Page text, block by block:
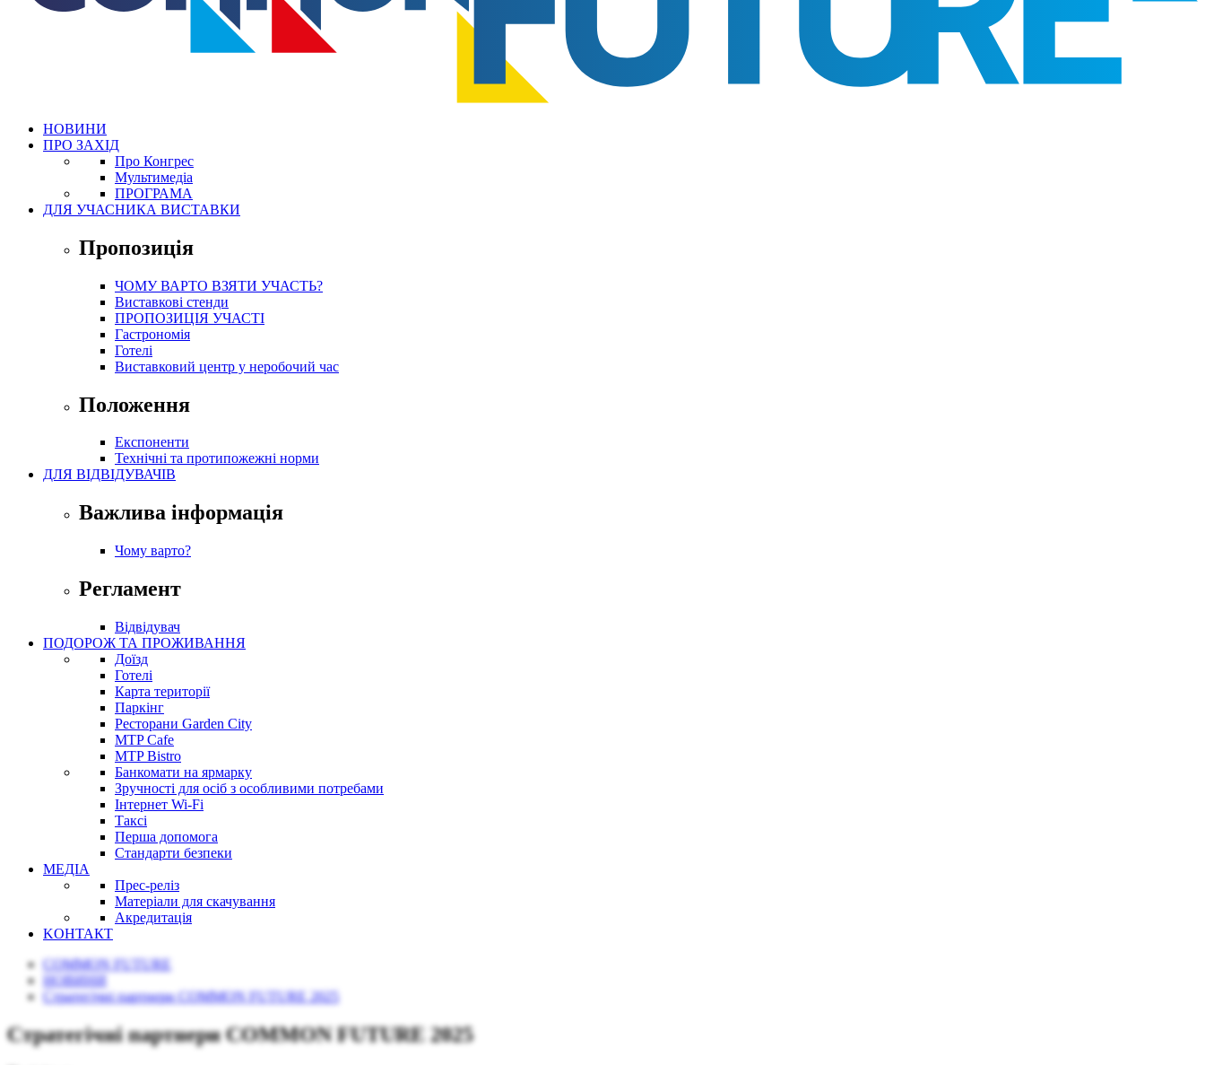
НОВИНИ
ПРО ЗАХІД
Про Конгрес
Mультимедіа
ПРОГРАМА
ДЛЯ УЧАСНИКА ВИСТАВКИ
Пропозиція
ЧОМУ ВАРТО ВЗЯТИ УЧАСТЬ?
Виставкові стенди
ПРОПОЗИЦІЯ УЧАСТІ
Гастрономія
Готелі
Виставковий центр у неробочий час
Положення
Експоненти
Технічні та протипожежні норми
ДЛЯ ВІДВІДУВАЧІВ
Важлива інформація
Чому варто?
Регламент
Відвідувач
ПОДОРОЖ ТА ПРОЖИВАННЯ
Доїзд
Готелі
Карта території
Паркінг
Ресторани Garden City
MTP Cafe
MTP Bistro
Банкомати на ярмарку
Зручності для осіб з особливими потребами
Інтернет Wi-Fi
Таксі
Перша допомога
Стандарти безпеки
МЕДІА
Прес-реліз
Матеріали для скачування
Акредитація
KОНТАКТ
COMMON FUTURE
НОВИНИ
Стратегічні партнери COMMON FUTURE 2025
Стратегічні партнери COMMON FUTURE 2025